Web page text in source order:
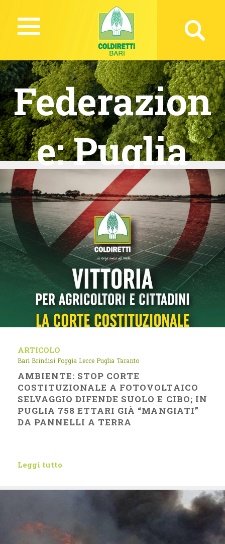
Federazion
e:Puglia
ARTICOLO
Bari Brindisi Foggia Lecce Puglia Taranto
AMBIENTE: STOP CORTE
COSTITUZIONALE A FOTOVOLTAICO
SELVAGGIO DIFENDE SUOLO E CIBO; IN
PUGLIA 758 ETTARI GIÀ “MANGIATI”
DA PANNELLI A TERRA
Leggi tutto